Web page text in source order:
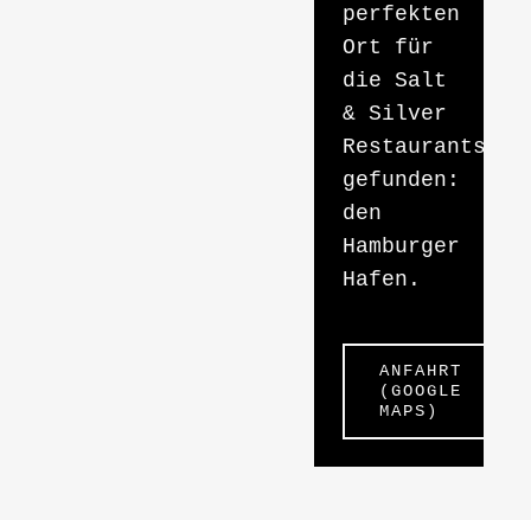
perfekten
Ort für
die Salt
& Silver
Restaurants
gefunden:
den
Hamburger
Hafen.
ANFAHRT
(GOOGLE
MAPS)